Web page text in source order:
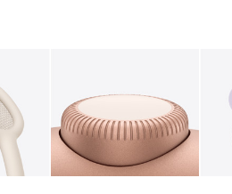
2 图库 图像 3